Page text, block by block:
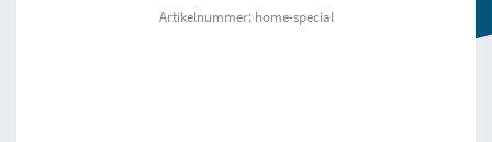
Artikelnummer: home-special